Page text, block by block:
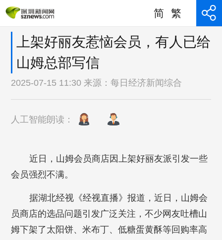
简 繁
上架好丽友惹恼会员，有人已给
山姆总部写信
2025-07-15 11:30 来源：每日经济新闻综合
人工智能朗读：
近日，山姆会员商店因上架好丽友派引发一些
会员强烈不满。
据湖北经视《经视直播》报道，近日，山姆会
员商店的选品问题引发广泛关注，不少网友吐槽山
姆下架了太阳饼、米布丁、低糖蛋黄酥等回购率高